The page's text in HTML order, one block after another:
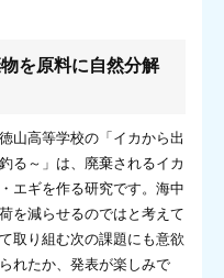
を原料に自然分解
山高等学校の「イカから出
る～」は、廃棄されるイカ
エギを作る研究です。海中
を減らせるのではと考えて
取り組む次の課題にも意欲
れたか、発表が楽しみで